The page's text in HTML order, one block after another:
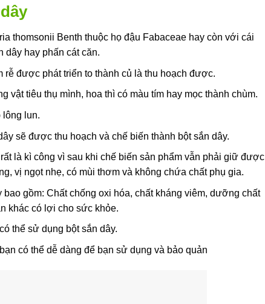
thomsonii Benth thuộc họ đậu Fabaceae hay còn với cái
dây hay phấn cát căn.
rễ được phát triển to thành củ là thu hoạch được.
vật tiêu thụ mình, hoa thì có màu tím hay mọc thành chùm.
lông lun.
sẽ được thu hoạch và chế biến thành bột sắn dây.
là kì công vì sau khi chế biến sản phẩm vẫn phải giữ được
vị ngọt nhẹ, có mùi thơm và không chứa chất phụ gia.
gồm: Chất chống oxi hóa, chất kháng viêm, dưỡng chất
khác có lợi cho sức khỏe.
thể sử dụng bột sắn dây.
có thể dễ dàng để bạn sử dụng và bảo quản